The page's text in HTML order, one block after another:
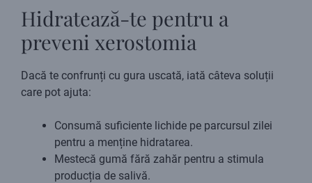
Hidratează-te pentru a
preveni xerostomia
Dacă te confrunți cu gura uscată, iată câteva soluții
care pot ajuta:
Consumă suficiente lichide pe parcursul zilei
pentru a menține hidratarea.
Mestecă gumă fără zahăr pentru a stimula
producția de salivă.